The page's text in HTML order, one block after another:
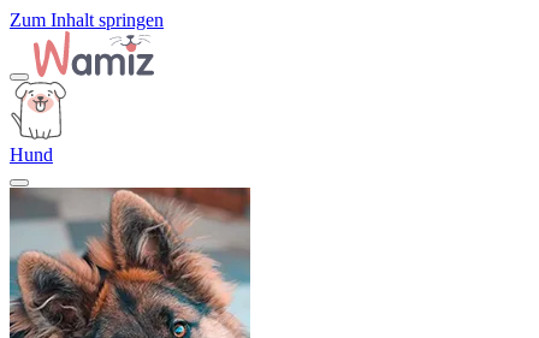
Zum Inhalt springen
Hund